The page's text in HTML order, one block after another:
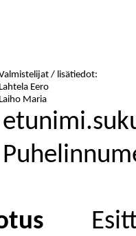
/ lisätiedot:
Lahtela Eero
Laiho Maria